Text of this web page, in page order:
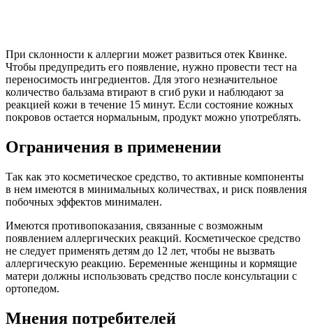
При склонности к аллергии может развиться отек Квинке.
Чтобы предупредить его появление, нужно провести тест на
переносимость ингредиентов. Для этого незначительное
количество бальзама втирают в сгиб руки и наблюдают за
реакцией кожи в течение 15 минут. Если состояние кожных
покровов остается нормальным, продукт можно употреблять.
Ограничения в применении
Так как это косметическое средство, то активные компоненты
в нем имеются в минимальных количествах, и риск появления
побочных эффектов минимален.
Имеются противопоказания, связанные с возможным
появлением аллергических реакций. Косметическое средство
не следует применять детям до 12 лет, чтобы не вызвать
аллергическую реакцию. Беременные женщины и кормящие
матери должны использовать средство после консультации с
ортопедом.
Мнения потребителей